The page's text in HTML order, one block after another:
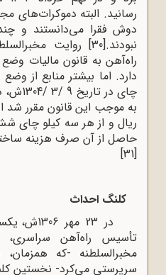
رسانید. البته دموکرات‌های
دوش فقرا می‌دانستند و
نبودند.[30]
روایت
راه‌آهن به قانون مالیات
دارد. اما بیشتر منابع از
چای
به موجب این قانون مقرر شد
ریال و از هر سه کیلو چای
حاصل از آن صرف هزینه
[31]
کلنگ احداث
در 23
تأسیس راه‌آهن سراسری،
مخبرالسلطنه -که
سرپرستی می‌کرد- نخستین